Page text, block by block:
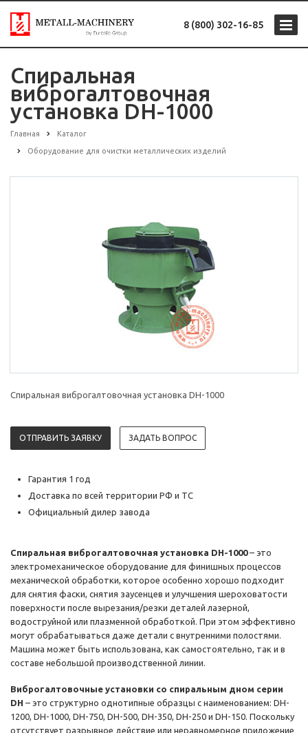
8 (800) 302-16-85
Спиральная
виброгалтовочная
установка DH-1000
Главная Каталог
Оборудование для очистки металлических изделий
Спиральная виброгалтовочная установка DH-1000
ОТПРАВИТЬ ЗАЯВКУ ЗАДАТЬ ВОПРОС
Гарантия 1 год
Доставка по всей территории РФ и ТС
Официальный дилер завода
Спиральная виброгалтовочная установка DH-1000– это
электромеханическое оборудование для финишных процессов
механической обработки, которое особенно хорошо подходит
для снятия фаски, снятия заусенцев и улучшения шероховатости
поверхности после вырезания/резки деталей лазерной,
водоструйной или плазменной обработкой. При этом эффективно
могут обрабатываться даже детали с внутренними полостями.
Машина может быть использована, как самостоятельно, так и в
составе небольшой производственной линии.
Виброгалтовочные установки со спиральным дном серии
DH – это структурно однотипные образцы с наименованием: DH-
1200, DH-1000, DH-750, DH-500, DH-350, DH-250 и DH-150. Поскольку
отсутствует разрывное действие или неравномерное приложение